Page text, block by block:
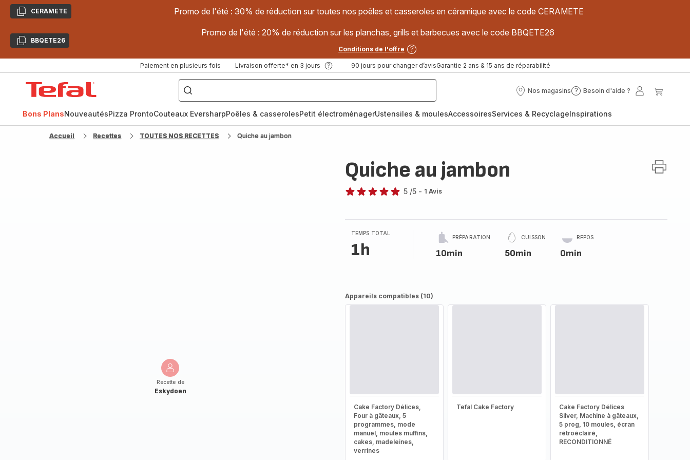
CopierCERAMETE Promo de l'été : 30% de réduction sur toutes nos poêles et casseroles en céramique avec le code CERAMETE
CopierBBQETE26
Promo de l'été : 20% de réduction sur les planchas, grills et barbecues avec le code BBQETE26
Conditions de l'offre
Paiement en plusieurs fois Livraison offerte* en 3 jours 90 jours pour changer d’avisGarantie 2 ans & 15 ans de réparabilité
["Poêles
inox,
Cake
Factory,
Nos magasins
Nos
Besoin d'aide ?
Besoin
?
Mon
Bons PlansNouveautésPizza ProntoCouteaux EversharpPoêles & casserolesPetit électroménagerUstensiles & moulesAccessoiresServices & RecyclageInspirations
Accueil Recettes TOUTES NOS RECETTES Quiche au jambon
Recette de
Eskydoen
Quiche au jambon
étoiles
(moyenne)
5 /5 - 1 Avis
TEMPS TOTAL
1h
PRÉPARATION
10min
CUISSON
50min
REPOS
0min
Appareils compatibles (10)
Cake Factory Délices,
Four à gâteaux, 5
programmes, mode
manuel, moules muffins,
cakes, madeleines,
verrines
Tefal Cake Factory
Cake Factory Délices
Silver, Machine à gâteaux,
5 prog, 10 moules, écran
rétroéclairé,
RECONDITIONNÉ